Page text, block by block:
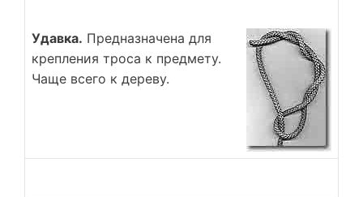
Удавка. Предназначена для
крепления троса к предмету.
Чаще всего к дереву.